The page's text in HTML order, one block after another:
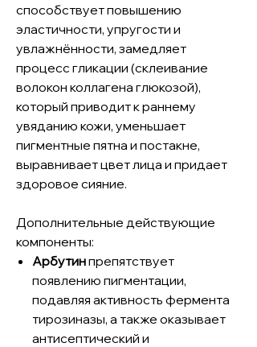
способствует повышению
эластичности, упругости и
увлажнённости, замедляет
процесс гликации (склеивание
волокон коллагена глюкозой),
который приводит к раннему
увяданию кожи, уменьшает
пигментные пятна и постакне,
выравнивает цвет лица и придает
здоровое сияние.
Дополнительные действующие
компоненты:
Арбутинпрепятствует
появлению пигментации,
подавляя активность фермента
тирозиназы, а также оказывает
антисептический и